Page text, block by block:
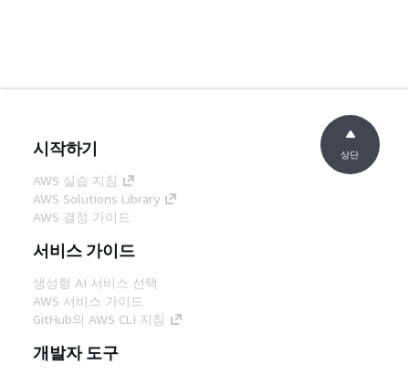
시작하기
AWS 실습 지침
AWS Solutions Library
AWS 결정 가이드
서비스 가이드
생성형 AI 서비스 선택
AWS 서비스 가이드
GitHub의 AWS CLI 지침
개발자 도구
상단